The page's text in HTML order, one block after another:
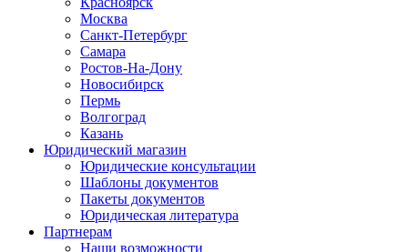
Москва
Санкт-Петербург
Самара
Ростов-На-Дону
Новосибирск
Пермь
Волгоград
Казань
Юридический магазин
Юридические консультации
Шаблоны документов
Пакеты документов
Юридическая литература
Партнерам
Наши возможности